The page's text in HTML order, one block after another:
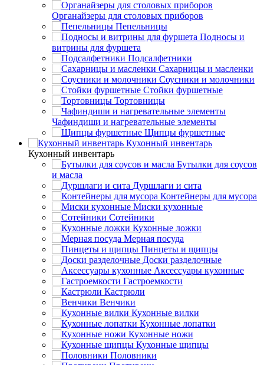
Органайзеры для столовых приборов
Пепельницы
Подносы и
витрины для фуршета
Подсалфетники
Сахарницы и масленки
Соусники и молочники
Стойки фуршетные
Тортовницы
Чафиндиши и нагревательные элементы
Щипцы фуршетные
Кухонный инвентарь
Кухонный инвентарь
Бутылки для соусов
и масла
Дуршлаги и сита
Контейнеры для мусора
Миски кухонные
Сотейники
Кухонные ложки
Мерная посуда
Пинцеты и щипцы
Доски разделочные
Аксессуары кухонные
Гастроемкости
Кастрюли
Венчики
Кухонные вилки
Кухонные лопатки
Кухонные ножи
Кухонные щипцы
Половники